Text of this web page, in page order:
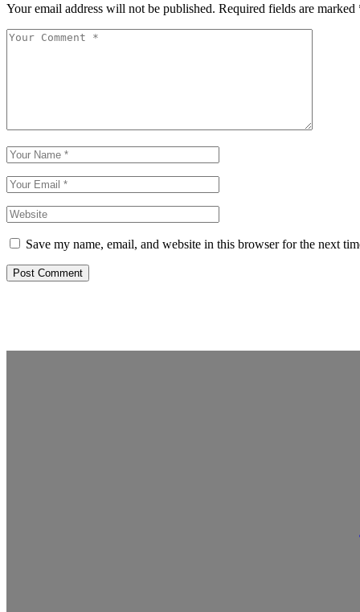
Your email address will not be published. Required fields are marked
Save my name, email, and website in this browser for the next
Post Comment